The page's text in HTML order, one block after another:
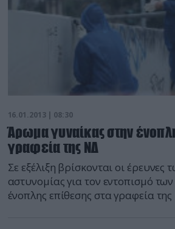
16.01.2013 | 08:30
Άρωμα γυναίκας στην
γραφεία της ΝΔ
Σε εξέλιξη βρίσκονται οι έρευνες
αστυνομίας για τον εντοπισμό
ένοπλης επίθεσης στα γραφεία